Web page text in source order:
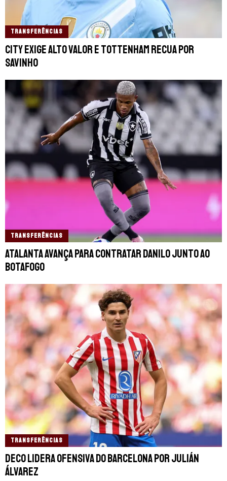
TRANSFERÊNCIAS
City exige alto valor e Tottenham recua por
Savinho
TRANSFERÊNCIAS
Atalanta avança para contratar Danilo junto ao
Botafogo
TRANSFERÊNCIAS
Deco lidera ofensiva do Barcelona por Julián
Álvarez